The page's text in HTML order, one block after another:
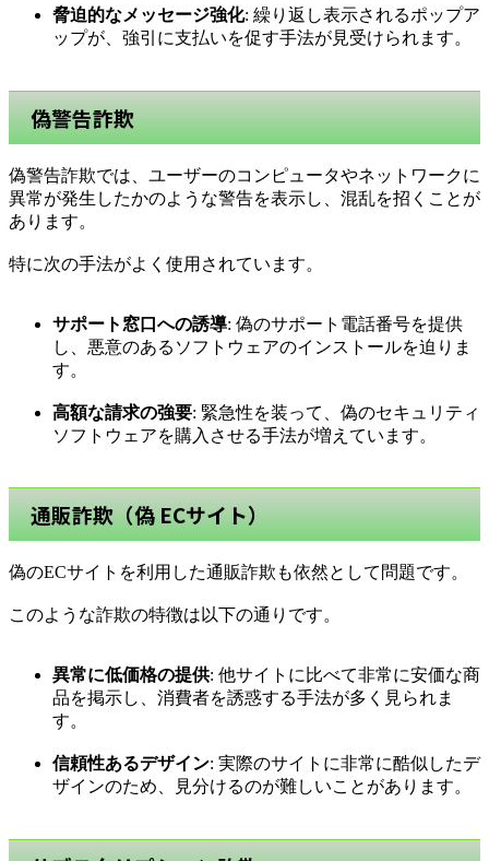
脅迫的なメッセージ強化: 繰り返し表示されるポップア
ップが、強引に支払いを促す手法が見受けられます。
偽警告詐欺
偽警告詐欺では、ユーザーのコンピュータやネットワークに
異常が発生したかのような警告を表示し、混乱を招くことが
あります。
特に次の手法がよく使用されています。
サポート窓口への誘導: 偽のサポート電話番号を提供
し、悪意のあるソフトウェアのインストールを迫りま
す。
高額な請求の強要: 緊急性を装って、偽のセキュリティ
ソフトウェアを購入させる手法が増えています。
通販詐欺（偽 ECサイト）
偽のECサイトを利用した通販詐欺も依然として問題です。
このような詐欺の特徴は以下の通りです。
異常に低価格の提供: 他サイトに比べて非常に安価な商
品を掲示し、消費者を誘惑する手法が多く見られま
す。
信頼性あるデザイン: 実際のサイトに非常に酷似したデ
ザインのため、見分けるのが難しいことがあります。